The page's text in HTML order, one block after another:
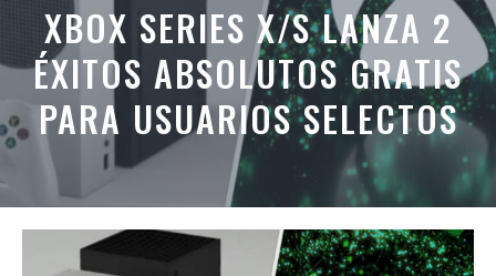
XBOX SERIES X/S LANZA 2
ÉXITOS ABSOLUTOS GRATIS
PARA USUARIOS SELECTOS